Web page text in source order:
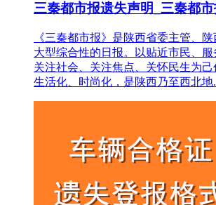
三秦都市报遗失声明_三秦都
《三秦都市报》是陕西省委主管、
大型综合性的日报。以贴近市民、
关注社会、关注焦点、关怀民生为己
生活化、时尚化，是陕西乃至西北地